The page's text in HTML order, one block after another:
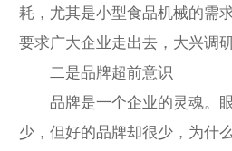
耗，尤其是小型食品机械的需
要求广大企业走出去，大兴调研
二是品牌超前意识
品牌是一个企业的灵魂。眼
少，但好的品牌却很少，为什